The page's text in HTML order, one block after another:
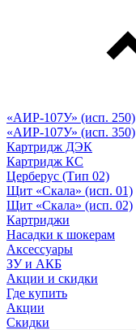
«АИР-107У» (исп. 250)
«АИР-107У» (исп. 350)
Картридж ДЭК
Картридж КС
Церберус (Тип 02)
Щит «Скала» (исп. 01)
Щит «Скала» (исп. 02)
Картриджи
Насадки к шокерам
Аксессуары
ЗУ и АКБ
Акции и скидки
Где купить
Акции
Скидки